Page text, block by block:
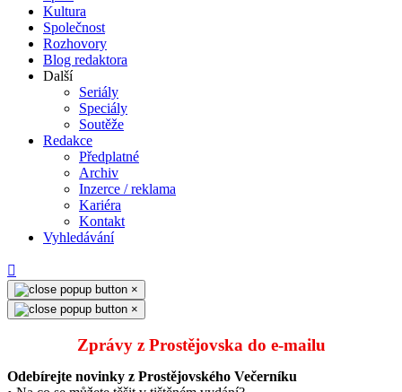
Kultura
Společnost
Rozhovory
Blog redaktora
Další
Seriály
Speciály
Soutěže
Redakce
Předplatné
Archiv
Inzerce / reklama
Kariéra
Kontakt
Vyhledávání
×
×
Zprávy z Prostějovska do e‑mailu
Odebírejte novinky z Prostějovského Večerníku